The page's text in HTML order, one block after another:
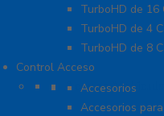
TurboHD de 16
TurboHD de 4
TurboHD de 8
Control Acceso
Acceso Vehicular
Accesorios
Accesorios